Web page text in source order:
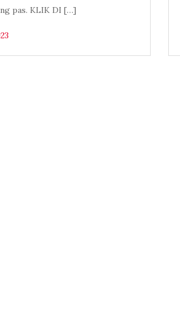
pas. KLIK DI […]